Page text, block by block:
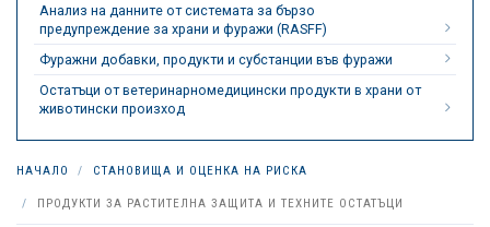
Анализ на данните от системата за бързо
предупреждение за храни и фуражи (RASFF)
Фуражни добавки, продукти и субстанции във фуражи
Остатъци от ветеринарномедицински продукти в храни от
животински произход
НАЧАЛО СТАНОВИЩА И ОЦЕНКА НА РИСКА
ПРОДУКТИ ЗА РАСТИТЕЛНА ЗАЩИТА И ТЕХНИТЕ ОСТАТЪЦИ